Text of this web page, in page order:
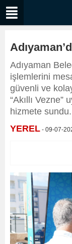
Adıyaman
işlemlerini
güvenli ve
“Akıllı Vezne”
hizmete sundu.
YEREL - 09-07-